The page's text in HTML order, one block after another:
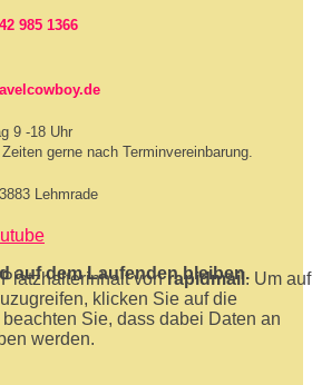
985 1366
9 -18 Uhr
gerne nach Terminvereinbarung.
Lehmrade
auf dem Laufenden bleiben.
vonrapidmail . Um auf
klicken Sie auf die
Sie, dass dabei Daten an
werden.